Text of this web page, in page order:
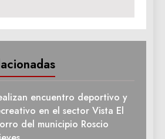
encuentro deportivo y
en el sector Vista El
del municipio Roscio